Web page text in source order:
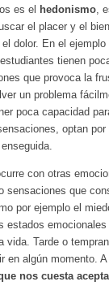
es el hedonismo,
el placer y el
dolor. En el ejemplo
tienen
que provoca la
un problema
poca capacidad
optan por
con otras
sensaciones que
por ejemplo el
estados emocionales
vida. Tarde o
en algún momento.
nos cuesta